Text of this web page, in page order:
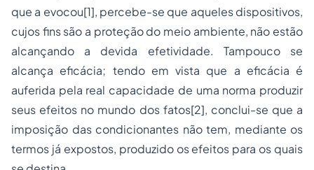
que a evocou[1], percebe-se que aqueles dispositivos,
cujos fins são a proteção do meio ambiente, não estão
alcançando a devida efetividade. Tampouco se
alcança eficácia; tendo em vista que a eficácia é
auferida pela real capacidade de uma norma produzir
seus efeitos no mundo dos fatos[2], conclui-se que a
imposição das condicionantes não tem, mediante os
termos já expostos, produzido os efeitos para os quais